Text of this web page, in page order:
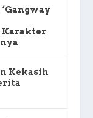
Karakter
Kekasih